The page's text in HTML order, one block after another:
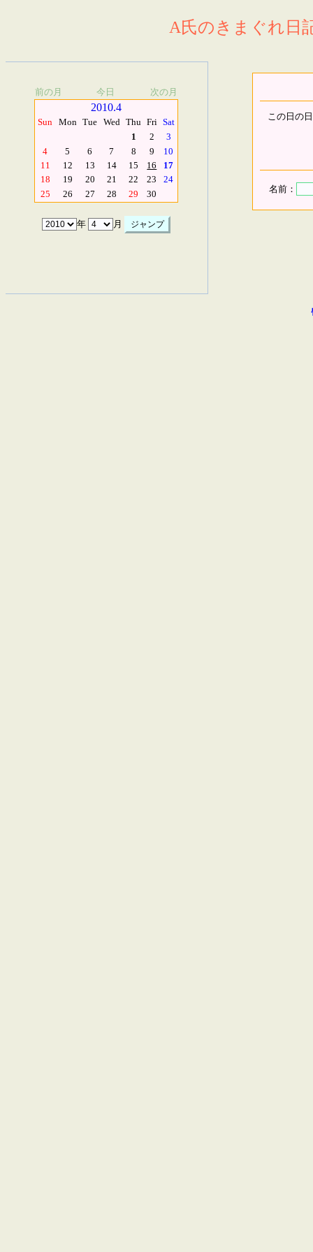
A氏のきまぐれ日
前の月 今日 次の月
2010.4
Sun Mon Tue Wed Thu Fri Sat
1
2
3
4
5 6 7 8 9
10
11
12 13 14 15 16
17
18
19 20 21 22 23
24
25
26 27 28 29 30
年 月
この日の
名前：